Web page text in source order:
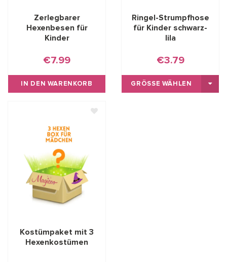
Zerlegbarer
Hexenbesen für
Kinder
€7.99
IN DEN WARENKORB
Ringel-Strumpfhose
für Kinder schwarz-
lila
€3.79
GRÖSSE WÄHLEN
Kostümpaket mit 3
Hexenkostümen